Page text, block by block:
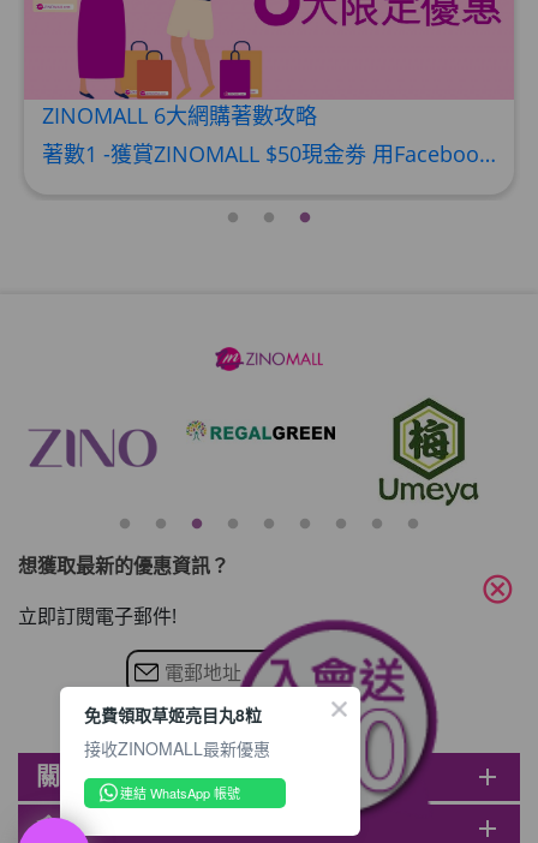
ZINOMALL 6大網購著數攻略
著數1 -獲賞ZINOMALL $50現金劵 用Facebook或Email 成功登記做ZINOMALL網購會員，$50現金劵會自動加入閣下ZINOMALL的賬戶，單次購物滿$350，網上付款時即可使用$50優惠劵，只可使用一次。 著數2- 新會員購物滿$680(折實)即減$80, 再送豐富迎新禮物 【迎新禮物優惠劵】會自動加入閣下ZINOMALL的賬戶，新會員單次購物滿$680(折實)，網上付款時使用優惠劵，即減$80及送神秘迎新禮物。 著數3- 新會員購物滿$1088(折實)即減$150, 再送
想獲取最新的優惠資訊？
立即訂閱電子郵件!
關於ZINOMALL add
會員 add
cancel
免費領取草姬亮目丸8粒
接收ZINOMALL最新優惠
連結 WhatsApp 帳號